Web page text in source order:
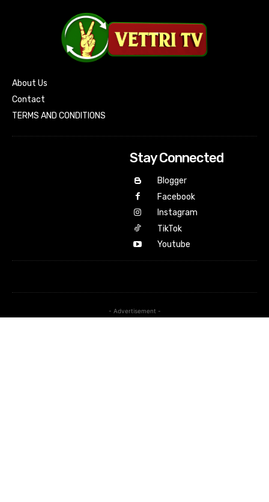
About Us
Contact
TERMS AND CONDITIONS
Stay Connected
Blogger
Facebook
Instagram
TikTok
Youtube
- Advertisement -